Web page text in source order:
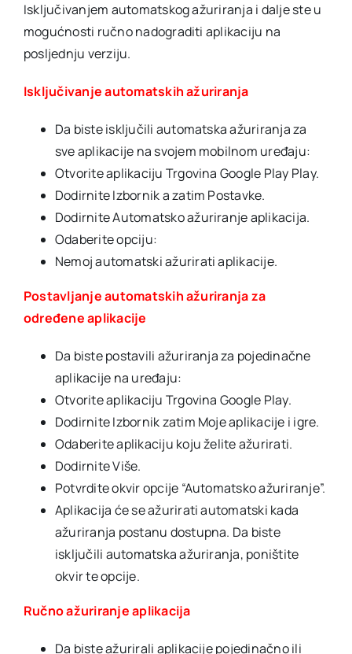
Isključivanjem automatskog ažuriranja i dalje ste u
mogućnosti ručno nadograditi aplikaciju na
posljednju verziju.
Isključivanje automatskih ažuriranja
Da biste isključili automatska ažuriranja za
sve aplikacije na svojem mobilnom uređaju:
Otvorite aplikaciju Trgovina Google Play Play.
Dodirnite Izbornik a zatim Postavke.
Dodirnite Automatsko ažuriranje aplikacija.
Odaberite opciju:
Nemoj automatski ažurirati aplikacije.
Postavljanje automatskih ažuriranja za
određene aplikacije
Da biste postavili ažuriranja za pojedinačne
aplikacije na uređaju:
Otvorite aplikaciju Trgovina Google Play.
Dodirnite Izbornik zatim Moje aplikacije i igre.
Odaberite aplikaciju koju želite ažurirati.
Dodirnite Više.
Potvrdite okvir opcije “Automatsko ažuriranje”.
Aplikacija će se ažurirati automatski kada
ažuriranja postanu dostupna. Da biste
isključili automatska ažuriranja, poništite
okvir te opcije.
Ručno ažuriranje aplikacija
Da biste ažurirali aplikacije pojedinačno ili